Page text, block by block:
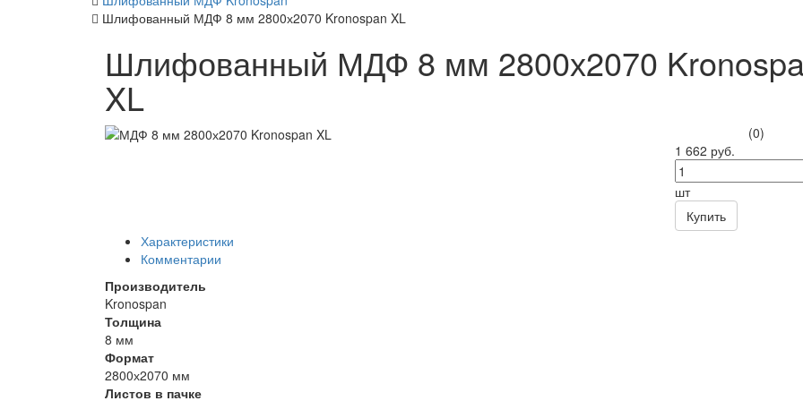
Шлифованный МДФ 8 мм 2800х2070 Kronospan XL
Шлифованный МДФ 8 мм 2800х2070
XL
(0)
1 662 руб.
шт
Купить
Характеристики
Комментарии
Производитель
Kronospan
Толщина
8 мм
Формат
2800х2070 мм
Листов в пачке